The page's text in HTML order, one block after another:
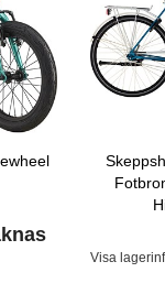
Visa